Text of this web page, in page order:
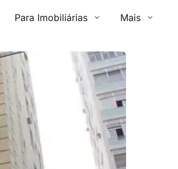
Para Imobiliárias Mais